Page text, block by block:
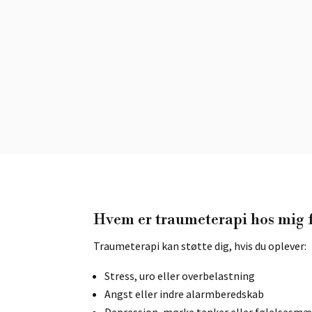
Hvem er traumeterapi hos mig
Traumeterapi kan støtte dig, hvis du oplever:
Stress, uro eller overbelastning
Angst eller indre alarmberedskab